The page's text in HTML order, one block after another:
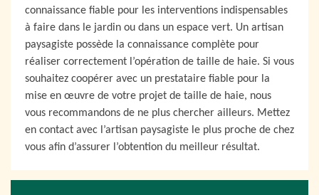
connaissance fiable pour les interventions indispensables
à faire dans le jardin ou dans un espace vert. Un artisan
paysagiste possède la connaissance complète pour
réaliser correctement l’opération de taille de haie. Si vous
souhaitez coopérer avec un prestataire fiable pour la
mise en œuvre de votre projet de taille de haie, nous
vous recommandons de ne plus chercher ailleurs. Mettez
en contact avec l’artisan paysagiste le plus proche de chez
vous afin d’assurer l’obtention du meilleur résultat.